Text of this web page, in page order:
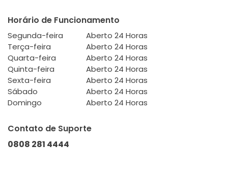
Horário de Funcionamento
Segunda-feira
Aberto 24 Horas
Terça-feira
Aberto 24 Horas
Quarta-feira
Aberto 24 Horas
Quinta-feira
Aberto 24 Horas
Sexta-feira
Aberto 24 Horas
Sábado
Aberto 24 Horas
Domingo
Aberto 24 Horas
Contato de Suporte
0808 281 4444